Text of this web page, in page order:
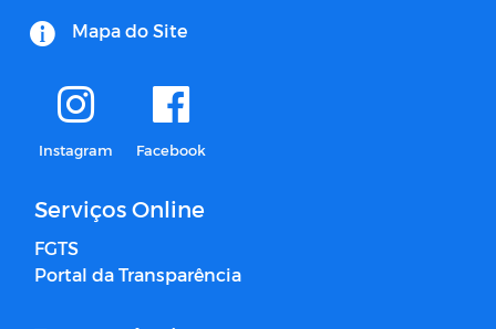
Mapa do Site
Instagram Facebook
Serviços Online
FGTS
Portal da Transparência